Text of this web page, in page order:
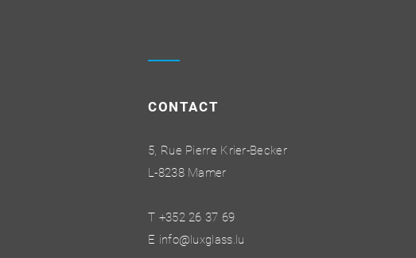
CONTACT
5, Rue Pierre Krier-Becker
L-8238 Mamer
T +352 26 37 69
E info@luxglass.lu